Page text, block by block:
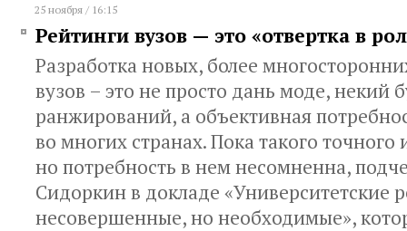
25 ноября / 16:15
Рейтинги вузов — это «отвертка в
Разработка новых, более
вузов – это не просто дань моде, некий
ранжирований, а объективная
во многих странах. Пока такого точного
но потребность в нем несомненна,
Сидоркин в докладе «Университетские
несовершенные, но необходимые»,